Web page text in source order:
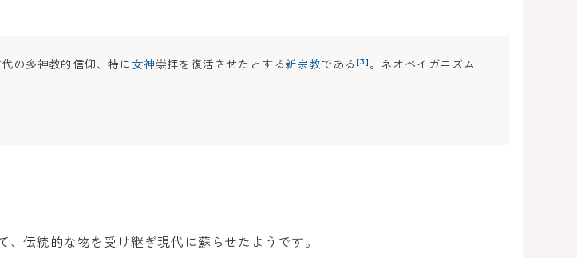
の多神教的信仰、特に 女神崇拝を復活させたとする新宗教である [3] 。ネオペイガニズム
伝統的な物を受け継ぎ現代に蘇らせたようです。